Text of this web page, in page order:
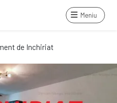
Meniu
de Inchiriat